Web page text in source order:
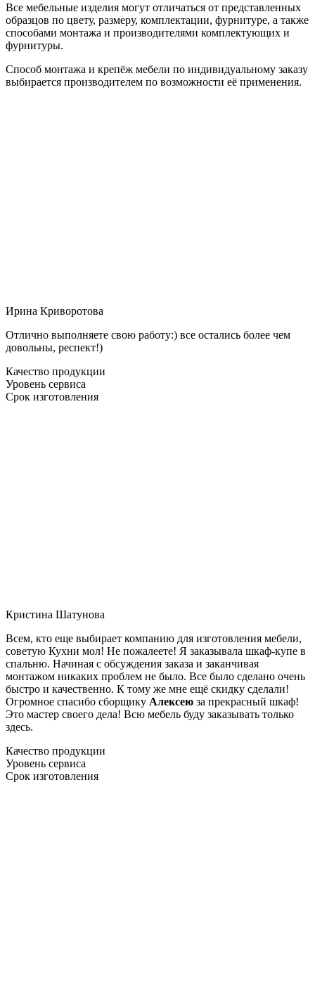
Все мебельные изделия могут отличаться от представленных
образцов по цвету, размеру, комплектации, фурнитуре, а также
способами монтажа и производителями комплектующих и
фурнитуры.
Способ монтажа и крепёж мебели по индивидуальному заказу
выбирается производителем по возможности её применения.
Ирина Криворотова
Отлично выполняете свою работу:) все остались более чем
довольны, респект!)
Качество продукции
Уровень сервиса
Срок изготовления
Кристина Шатунова
Всем, кто еще выбирает компанию для изготовления мебели,
советую Кухни мол! Не пожалеете! Я заказывала шкаф-купе в
спальню. Начиная с обсуждения заказа и заканчивая
монтажом никаких проблем не было. Все было сделано очень
быстро и качественно. К тому же мне ещё скидку сделали!
Огромное спасибо сборщику Алексею за прекрасный шкаф!
Это мастер своего дела! Всю мебель буду заказывать только
здесь.
Качество продукции
Уровень сервиса
Срок изготовления